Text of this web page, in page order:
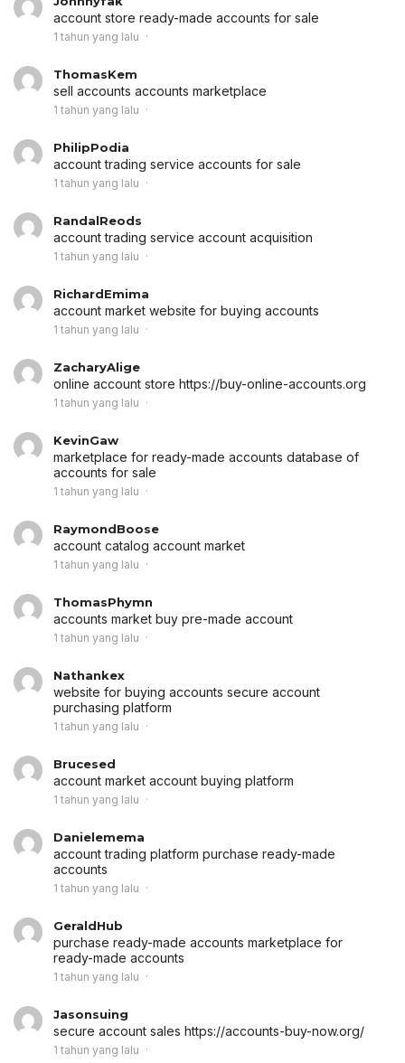
account store ready-made accounts for sale
1 tahun yang lalu
ThomasKem
sell accounts accounts marketplace
1 tahun yang lalu
PhilipPodia
account trading service accounts for sale
1 tahun yang lalu
RandalReods
account trading service account acquisition
1 tahun yang lalu
RichardEmima
account market website for buying accounts
1 tahun yang lalu
ZacharyAlige
online account store https://buy-online-accounts.org
1 tahun yang lalu
KevinGaw
marketplace for ready-made accounts database of
accounts for sale
1 tahun yang lalu
RaymondBoose
account catalog account market
1 tahun yang lalu
ThomasPhymn
accounts market buy pre-made account
1 tahun yang lalu
Nathankex
website for buying accounts secure account
purchasing platform
1 tahun yang lalu
Brucesed
account market account buying platform
1 tahun yang lalu
Danielemema
account trading platform purchase ready-made
accounts
1 tahun yang lalu
GeraldHub
purchase ready-made accounts marketplace for
ready-made accounts
1 tahun yang lalu
Jasonsuing
secure account sales https://accounts-buy-now.org/
1 tahun yang lalu